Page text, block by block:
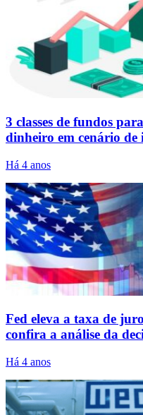
3 classes de fundos
dinheiro em cenário de
Há 4 anos
Fed eleva a taxa de
confira a análise da
Há 4 anos